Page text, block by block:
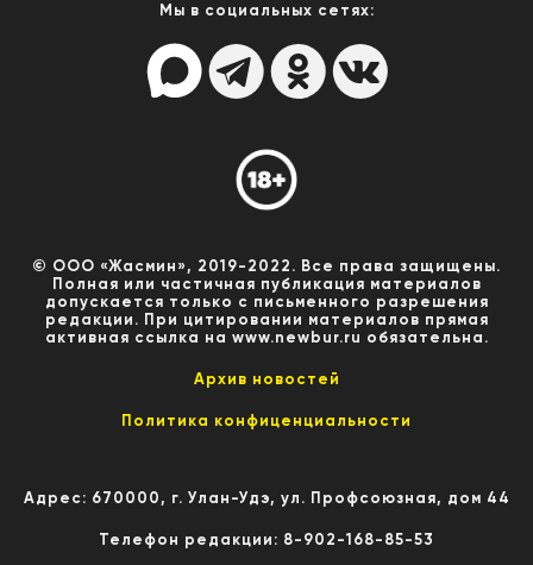
Мы в социальных сетях:
© ООО «Жасмин», 2019-2022. Все права защищены.
Полная или частичная публикация материалов
допускается только с письменного разрешения
редакции. При цитировании материалов прямая
активная ссылка на www.newbur.ru обязательна.
Архив новостей
Политика конфиценциальности
Адрес: 670000, г. Улан-Удэ, ул. Профсоюзная, дом 44
Телефон редакции: 8-902-168-85-53